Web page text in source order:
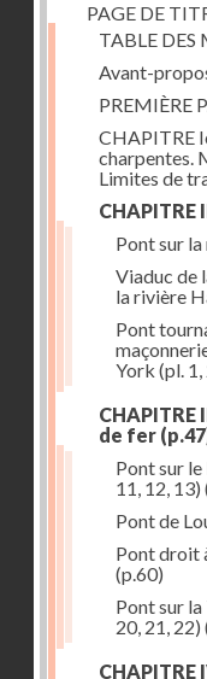
PAGE DE
TABLE DES
Avant-
PREMIÈRE
CHAPITRE
charpentes.
Limites de
Pont sur
Viaduc de
la rivière
Pont
York (pl. 1,
de fer
Pont sur
11, 12, 13)
Pont de
Pont droit
(p.60)
Pont sur
20, 21, 22)